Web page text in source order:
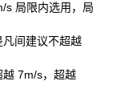
局限内选用，局
间建议不超越
越 7m/s，超越